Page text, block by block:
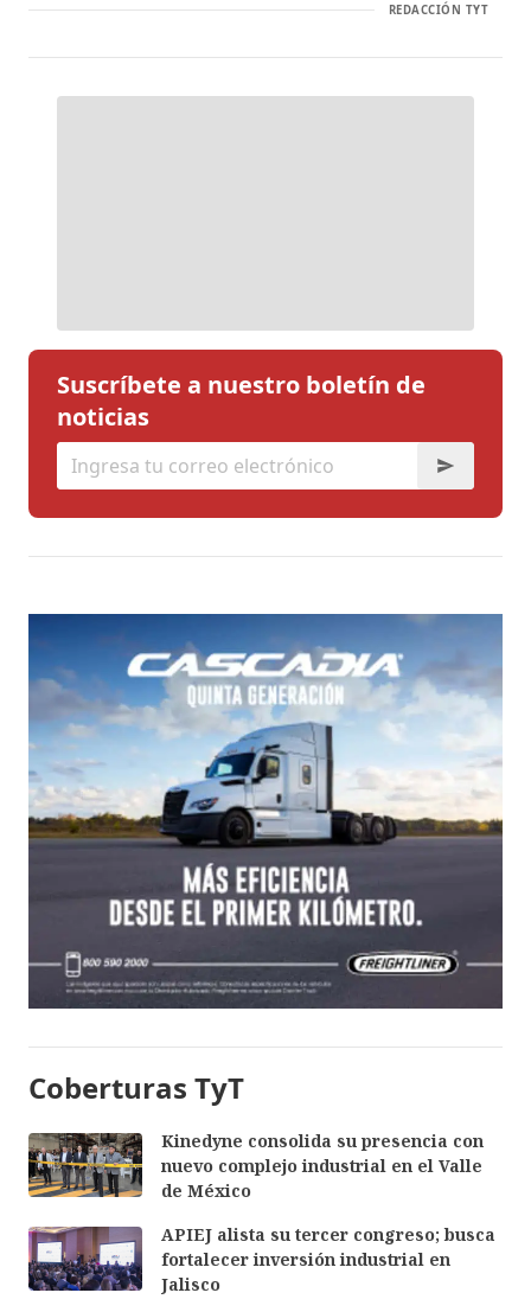
REDACCIÓN TYT
Suscríbete a nuestro boletín de
noticias
Coberturas TyT
Kinedyne consolida su presencia con
nuevo complejo industrial en el Valle
de México
APIEJ alista su tercer congreso; busca
fortalecer inversión industrial en
Jalisco